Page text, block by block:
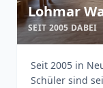
Lohmar
SEIT 2005 DABEI
Seit 2005 in
Schüler sind